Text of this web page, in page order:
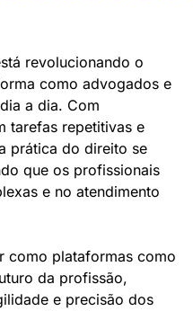
revolucionando o
como advogados e
a dia. Com
tarefas repetitivas e
prática do direito se
que os profissionais
e no atendimento
como plataformas como
da profissão,
e precisão dos